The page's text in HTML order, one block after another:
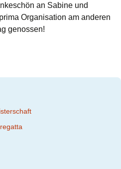
an Sabine und
Organisation am anderen
genossen!